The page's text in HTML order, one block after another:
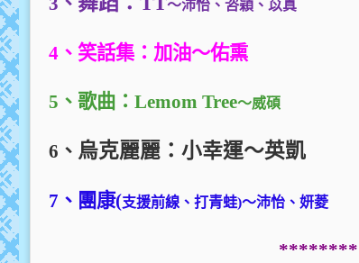
～沛怡、咨穎、苡真
4、笑話集：加油～佑熏
5 、歌曲：Lemom Tree～威碩
6 、 烏克麗麗：小幸運～英凱
7 、團康(支援前線、打青蛙)～沛怡、妍菱
********